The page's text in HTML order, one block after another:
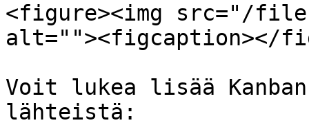
<figure><img src="/
alt=""><figcaption></
Voit lukea lisää
lähteistä: